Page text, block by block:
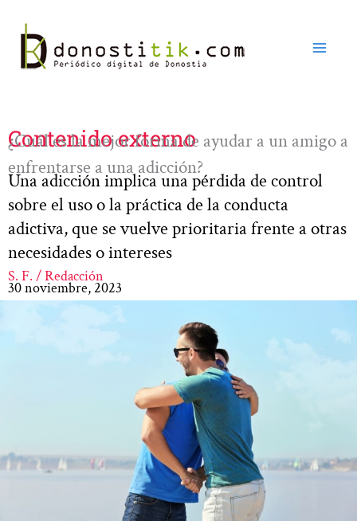
contenido
Contenido externo
¿Cuál es la mejor forma de ayudar a un amigo a
enfrentarse a una adicción?
Una adicción implica una pérdida de control
sobre el uso o la práctica de la conducta
adictiva, que se vuelve prioritaria frente a otras
necesidades o intereses
S. F. / Redacción
30 noviembre, 2023